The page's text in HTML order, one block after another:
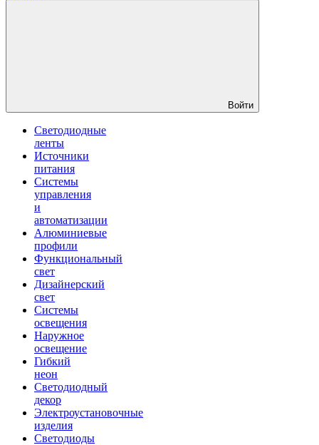
Войти
Светодиодные
ленты
Источники
питания
Системы
управления
и
автоматизации
Алюминиевые
профили
Функциональный
свет
Дизайнерский
свет
Системы
освещения
Наружное
освещение
Гибкий
неон
Светодиодный
декор
Электроустановочные
изделия
Светодиоды